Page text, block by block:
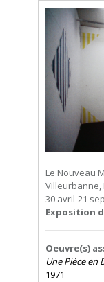
Le Nouveau
Villeurbanne,
30 avril-21
Exposition
Oeuvre(s)
Une Pièce en
1971